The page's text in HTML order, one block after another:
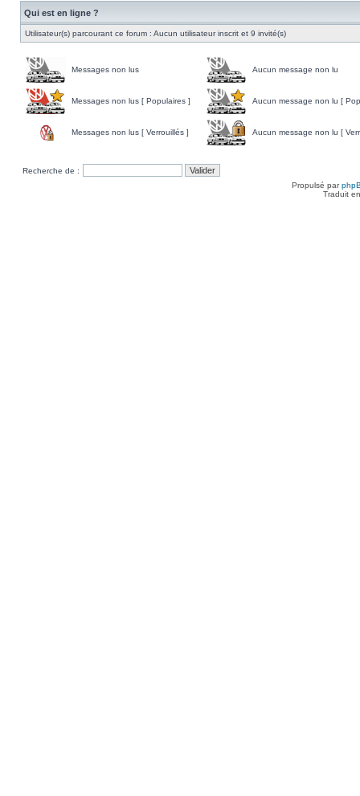
Qui est en ligne ?
Utilisateur(s) parcourant ce forum : Aucun utilisateur inscrit et 9 invité(s)
Messages non lus Aucun message non lu
Messages non lus [ Populaires ] Aucun message non lu [
Messages non lus [ Verrouillés ] Aucun message non lu [
Recherche de :
Propulsé par
Traduit